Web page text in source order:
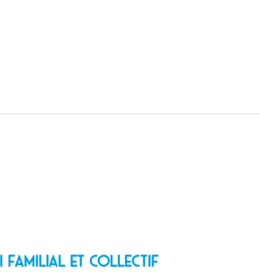
défi familial et collectif